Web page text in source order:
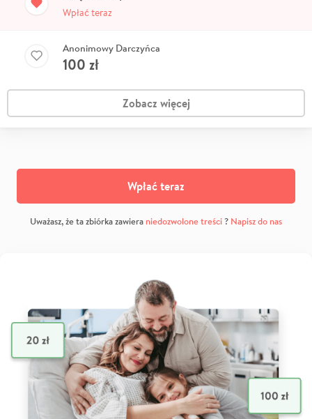
Wpłać teraz
Anonimowy Darczyńca
100 zł
Zobacz więcej
Wpłać teraz
Uważasz, że ta zbiórka zawiera niedozwolone treści? Napisz do nas